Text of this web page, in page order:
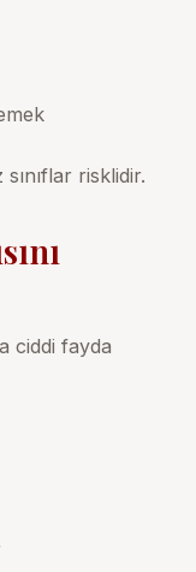
risklidir.
ciddi fayda